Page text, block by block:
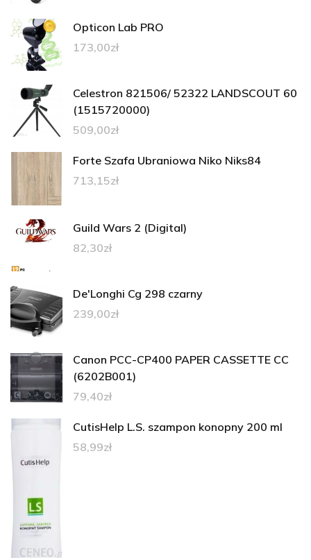
Opticon Lab PRO
173,00zł
Celestron 821506/ 52322 LANDSCOUT 60
(1515720000)
509,00zł
Forte Szafa Ubraniowa Niko Niks84
713,15zł
Guild Wars 2 (Digital)
82,30zł
De'Longhi Cg 298 czarny
239,00zł
Canon PCC-CP400 PAPER CASSETTE CC
(6202B001)
79,40zł
CutisHelp L.S. szampon konopny 200 ml
58,99zł